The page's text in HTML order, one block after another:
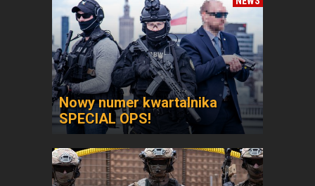
Nowy numer kwartalnika
SPECIAL OPS!